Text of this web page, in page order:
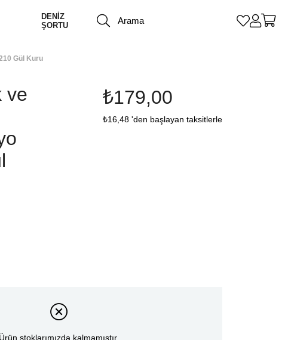
DENİZ
ŞORTU
Gül Kuru
ve
₺179,00
₺16,48 'den başlayan taksitlerle
Ürün stoklarımızda kalmamıştır.